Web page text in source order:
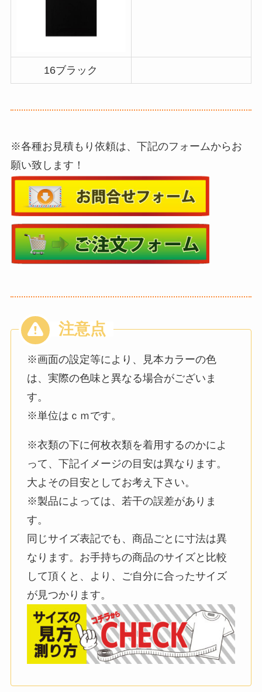
16ブラック
※各種お見積もり依頼は、下記のフォームからお
願い致します！
※画面の設定等により、見本カラーの色
は、実際の色味と異なる場合がございま
す。
※単位はｃｍです。
※衣類の下に何枚衣類を着用するのかによ
って、下記イメージの目安は異なります。
大よその目安としてお考え下さい。
※製品によっては、若干の誤差がありま
す。
同じサイズ表記でも、商品ごとに寸法は異
なります。お手持ちの商品のサイズと比較
して頂くと、より、ご自分に合ったサイズ
が見つかります。